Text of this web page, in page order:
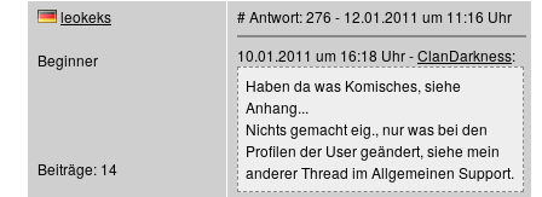
leokeks
Beginner
Beiträge: 14
# Antwort: 276 - 12.01.2011 um 11:16 Uhr
10.01.2011 um 16:18 Uhr -ClanDarkness:
Haben da was Komisches, siehe
Anhang...
Nichts gemacht eig., nur was bei den
Profilen der User geändert, siehe mein
anderer Thread im Allgemeinen Support.